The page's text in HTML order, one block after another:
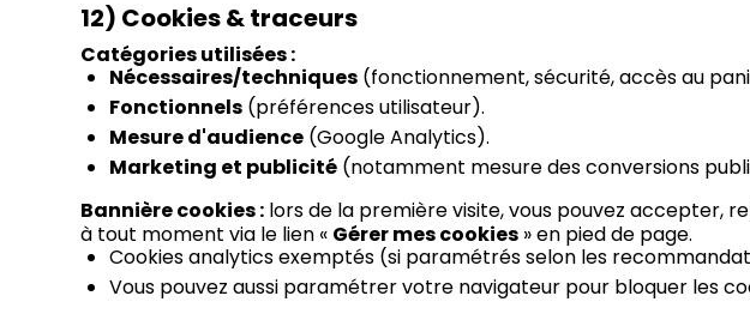
12) Cookies & traceurs
Catégories utilisées :
Nécessaires/techniques (fonctionnement, sécurité, accès au
Fonctionnels (préférences utilisateur).
Mesure d'audience (Google Analytics).
Marketing et publicité (notamment mesure des conversions
Bannière cookies : lors de la première visite, vous pouvez accepter,
à tout moment via le lien « Gérer mes cookies » en pied de page.
Cookies analytics exemptés (si paramétrés selon les
Vous pouvez aussi paramétrer votre navigateur pour bloquer les